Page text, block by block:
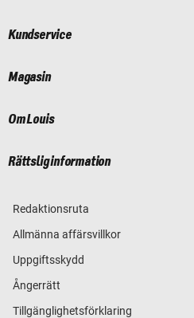
Kundservice
Magasin
Om Louis
Rättslig information
Redaktionsruta
Allmänna affärsvillkor
Uppgiftsskydd
Ångerrätt
Tillgänglighetsförklaring